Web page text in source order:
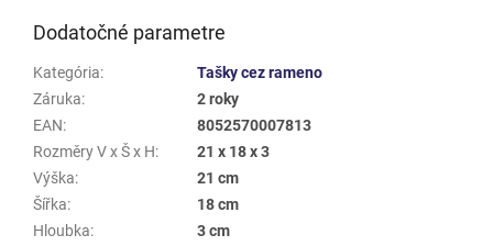
Dodatočné parametre
Kategória:
Tašky cez rameno
Záruka:
2 roky
EAN:
8052570007813
Rozměry V x Š x H:
21 x 18 x 3
Výška:
21 cm
Šířka:
18 cm
Hloubka:
3 cm